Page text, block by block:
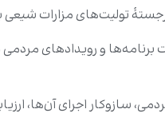
تولیت‌های مزارات شیعی
برنامه‌ها و رویدادهای
سازوکار اجرای آن‌ها،